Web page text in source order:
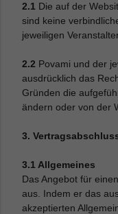
2.1 Die auf der
sind keine
jeweiligen
2.2 Povami und der
ausdrücklich das
Gründen die
ändern oder von der
3.
3.1 Allgemeines
Das Angebot für
aus. Indem er das
akzeptierten